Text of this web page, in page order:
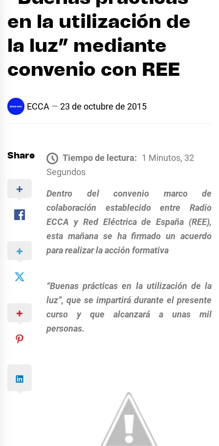
en la utilización de
la luz” mediante
convenio con REE
ECCA 23 de octubre de 2015
Share Tiempo de lectura: 1 Minutos, 32
Segundos
Dentro del convenio marco de
colaboración establecido entre Radio
ECCA y Red Eléctrica de España (REE),
esta mañana se ha firmado un acuerdo
para realizar la acción formativa
“Buenas prácticas en la utilización de la
luz”, que se impartirá durante el presente
curso y que alcanzará a unas mil
personas.